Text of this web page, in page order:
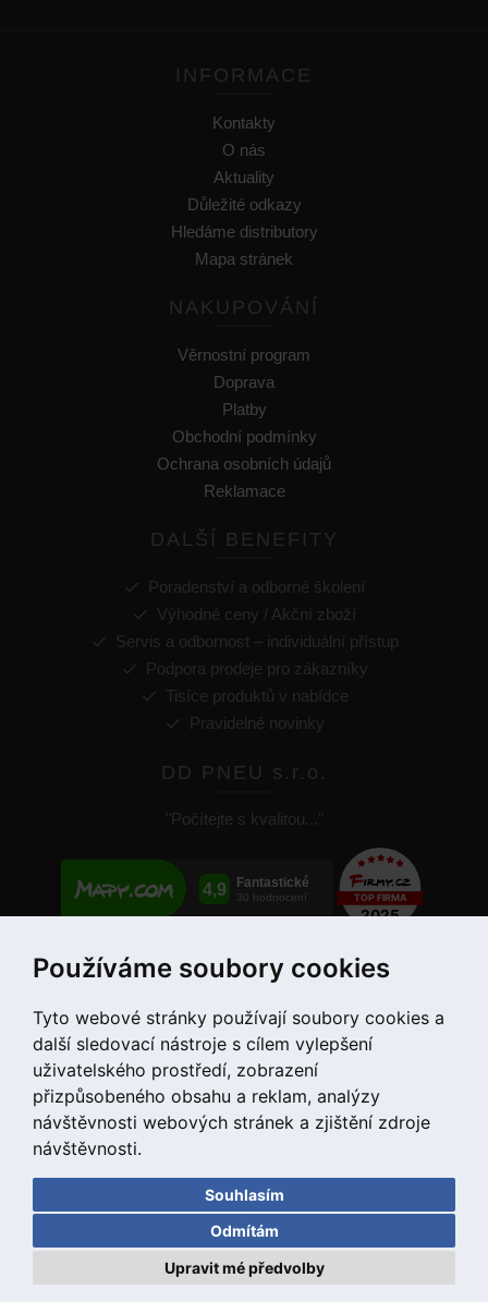
Používáme soubory cookies
Tyto webové stránky používají soubory cookies a
další sledovací nástroje s cílem vylepšení
uživatelského prostředí, zobrazení
přizpůsobeného obsahu a reklam, analýzy
návštěvnosti webových stránek a zjištění zdroje
návštěvnosti.
Souhlasím
Odmítám
Upravit mé předvolby
INFORMACE
Kontakty
O nás
Aktuality
Důležité odkazy
Hledáme distributory
Mapa stránek
NAKUPOVÁNÍ
Věrnostní program
Doprava
Platby
Obchodní podmínky
Ochrana osobních údajů
Reklamace
DALŠÍ BENEFITY
Poradenství a odborné školení
Výhodné ceny / Akční zboží
Servis a odbornost – individuální přístup
Podpora prodeje pro zákazníky
Tisíce produktů v nabídce
Pravidelné novinky
DD PNEU s.r.o.
"Počítejte s kvalitou..."
+420 775 55 66 99
Copyright © 2020 DD PNEU s.r.o. Všechna práva vyhrazena.
Designed by